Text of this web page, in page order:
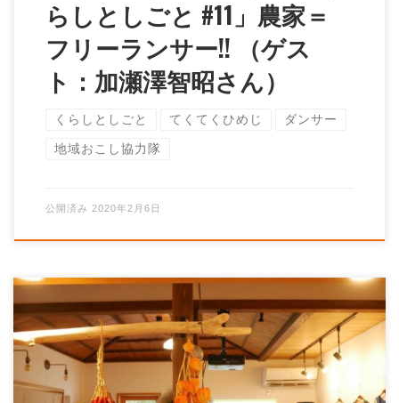
らしとしごと #11」農家＝
フリーランサー!! （ゲス
ト：加瀬澤智昭さん）
くらしとしごと てくてくひめじ ダンサー
地域おこし協力隊
公開済み 2020年2月6日
てくてくひめじさんの「かきくけコラム」更新されまし
た！ くらしとしごと#10「人生を賭けて、実験中。」